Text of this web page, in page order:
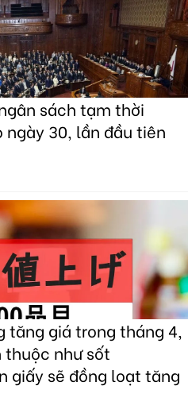
sách tạm thời
30, lần đầu tiên
tăng giá trong tháng 4,
thuộc như sốt
giấy sẽ đồng loạt tăng